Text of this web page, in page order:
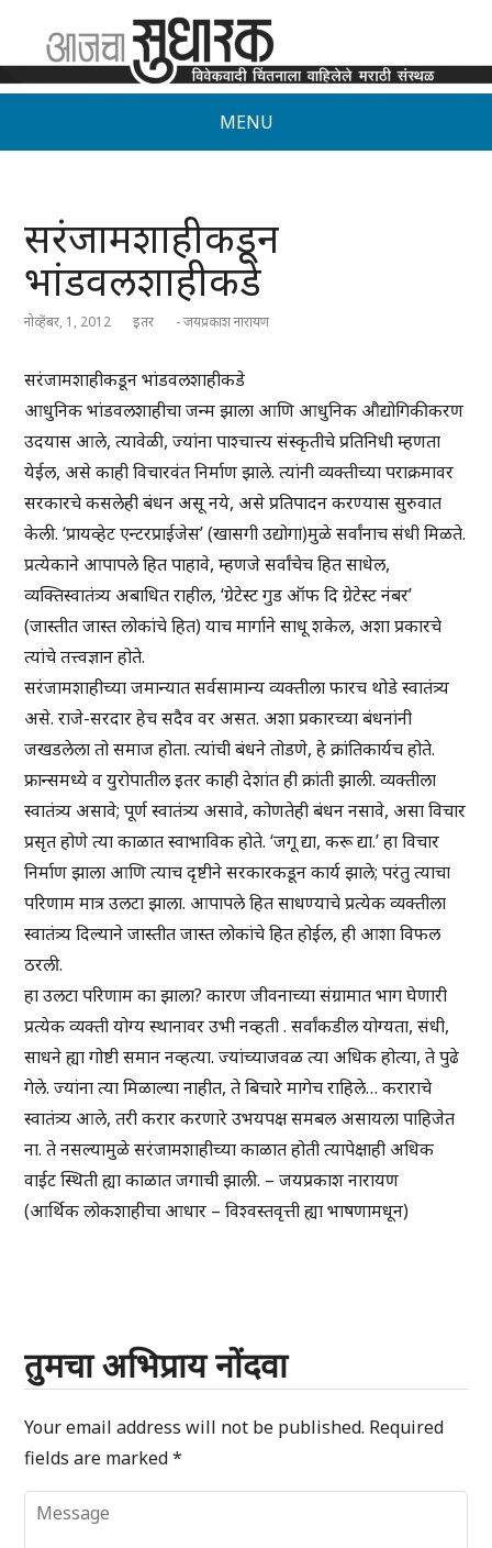
MENU
सरंजामशाहीकडून
भांडवलशाहीकडे
नोव्हेंबर, 1, 2012 इतर - जयप्रकाश नारायण
सरंजामशाहीकडून भांडवलशाहीकडे
आधुनिक भांडवलशाहीचा जन्म झाला आणि आधुनिक औद्योगिकीकरण
उदयास आले, त्यावेळी, ज्यांना पाश्चात्त्य संस्कृतीचे प्रतिनिधी म्हणता
येईल, असे काही विचारवंत निर्माण झाले. त्यांनी व्यक्तीच्या पराक्रमावर
सरकारचे कसलेही बंधन असू नये, असे प्रतिपादन करण्यास सुरुवात
केली. ‘प्रायव्हेट एन्टरप्राईजेस’ (खासगी उद्योगा)मुळे सर्वांनाच संधी मिळते.
प्रत्येकाने आपापले हित पाहावे, म्हणजे सर्वांचेच हित साधेल,
व्यक्तिस्वातंत्र्य अबाधित राहील, ‘ग्रेटेस्ट गुड ऑफ दि ग्रेटेस्ट नंबर’
(जास्तीत जास्त लोकांचे हित) याच मार्गाने साधू शकेल, अशा प्रकारचे
त्यांचे तत्त्वज्ञान होते.
सरंजामशाहीच्या जमान्यात सर्वसामान्य व्यक्तीला फारच थोडे स्वातंत्र्य
असे. राजे-सरदार हेच सदैव वर असत. अशा प्रकारच्या बंधनांनी
जखडलेला तो समाज होता. त्यांची बंधने तोडणे, हे क्रांतिकार्यच होते.
फ्रान्समध्ये व युरोपातील इतर काही देशांत ही क्रांती झाली. व्यक्तीला
स्वातंत्र्य असावे; पूर्ण स्वातंत्र्य असावे, कोणतेही बंधन नसावे, असा विचार
प्रसृत होणे त्या काळात स्वाभाविक होते. ‘जगू द्या, करू द्या.’ हा विचार
निर्माण झाला आणि त्याच दृष्टीने सरकारकडून कार्य झाले; परंतु त्याचा
परिणाम मात्र उलटा झाला. आपापले हित साधण्याचे प्रत्येक व्यक्तीला
स्वातंत्र्य दिल्याने जास्तीत जास्त लोकांचे हित होईल, ही आशा विफल
ठरली.
हा उलटा परिणाम का झाला? कारण जीवनाच्या संग्रामात भाग घेणारी
प्रत्येक व्यक्ती योग्य स्थानावर उभी नव्हती . सर्वांकडील योग्यता, संधी,
साधने ह्या गोष्टी समान नव्हत्या. ज्यांच्याजवळ त्या अधिक होत्या, ते पुढे
गेले. ज्यांना त्या मिळाल्या नाहीत, ते बिचारे मागेच राहिले… कराराचे
स्वातंत्र्य आले, तरी करार करणारे उभयपक्ष समबल असायला पाहिजेत
ना. ते नसल्यामुळे सरंजामशाहीच्या काळात होती त्यापेक्षाही अधिक
वाईट स्थिती ह्या काळात जगाची झाली. – जयप्रकाश नारायण
(आर्थिक लोकशाहीचा आधार – विश्वस्तवृत्ती ह्या भाषणामधून)
तुमचा अभिप्राय नोंदवा
Your email address will not be published. Required
fields are marked*